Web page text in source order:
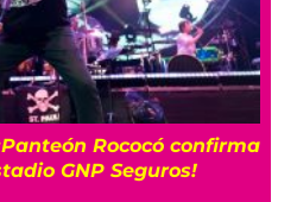
Rococó confirma
GNP Seguros!